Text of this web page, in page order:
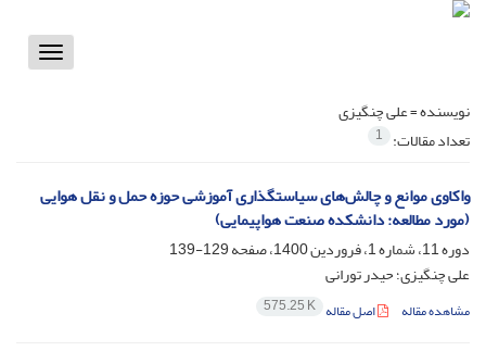
Toggle
نویسنده =علی چنگیزی
تعداد مقالات: 1
واکاوی موانع و چالش‌های سیاستگذاری آموزشی حوزه حمل و نقل هوایی
(مورد مطالعه: دانشکده صنعت هواپیمایی)
دوره 11، شماره 1، فروردین 1400، صفحه
129-139
علی چنگیزی؛ حیدر تورانی
مشاهده مقاله اصل مقاله 575.25 K